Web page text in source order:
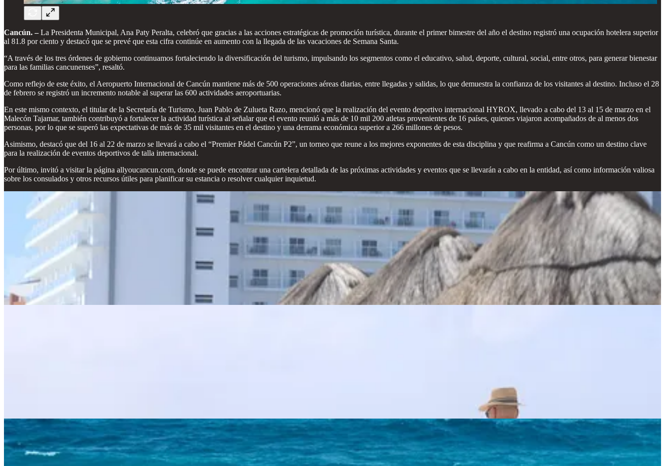
Cancún. –La Presidenta Municipal, Ana Paty Peralta, celebró que gracias a las acciones estratégicas de promoción turística, durante el primer bimestre del año el destino registró una ocupación hotelera superior
al 81.8 por ciento y destacó que se prevé que esta cifra continúe en aumento con la llegada de las vacaciones de Semana Santa.
“A través de los tres órdenes de gobierno continuamos fortaleciendo la diversificación del turismo, impulsando los segmentos como el educativo, salud, deporte, cultural, social, entre otros, para generar bienestar
para las familias cancunenses”, resaltó.
Como reflejo de este éxito, el Aeropuerto Internacional de Cancún mantiene más de 500 operaciones aéreas diarias, entre llegadas y salidas, lo que demuestra la confianza de los visitantes al destino. Incluso el 28
de febrero se registró un incremento notable al superar las 600 actividades aeroportuarias.
En este mismo contexto, el titular de la Secretaría de Turismo, Juan Pablo de Zulueta Razo, mencionó que la realización del evento deportivo internacional HYROX, llevado a cabo del 13 al 15 de marzo en el
Malecón Tajamar, también contribuyó a fortalecer la actividad turística al señalar que el evento reunió a más de 10 mil 200 atletas provenientes de 16 países, quienes viajaron acompañados de al menos dos
personas, por lo que se superó las expectativas de más de 35 mil visitantes en el destino y una derrama económica superior a 266 millones de pesos.
Asimismo, destacó que del 16 al 22 de marzo se llevará a cabo el “Premier Pádel Cancún P2”, un torneo que reune a los mejores exponentes de esta disciplina y que reafirma a Cancún como un destino clave
para la realización de eventos deportivos de talla internacional.
Por último, invitó a visitar la página allyoucancun.com, donde se puede encontrar una cartelera detallada de las próximas actividades y eventos que se llevarán a cabo en la entidad, así como información valiosa
sobre los consulados y otros recursos útiles para planificar su estancia o resolver cualquier inquietud.